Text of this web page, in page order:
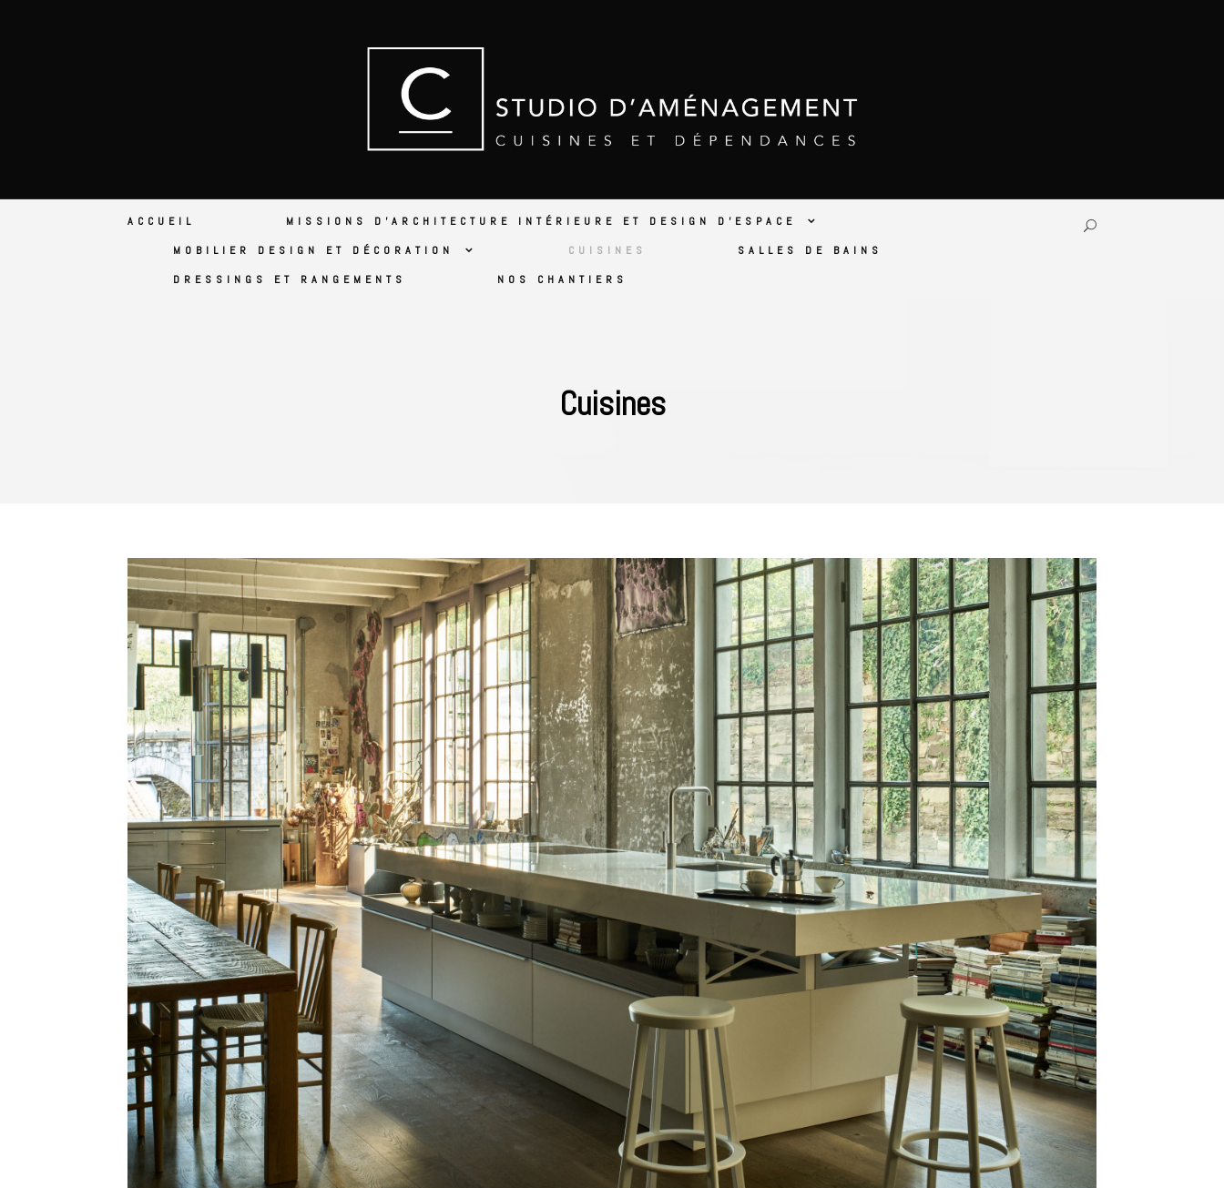
ACCUEIL
MISSIONS D’ARCHITECTURE INTÉRIEURE ET DESIGN D’ESPACE
MOBILIER DESIGN ET DÉCORATION
CUISINES
SALLES DE BAINS
DRESSINGS ET RANGEMENTS
NOS CHANTIERS
Cuisines